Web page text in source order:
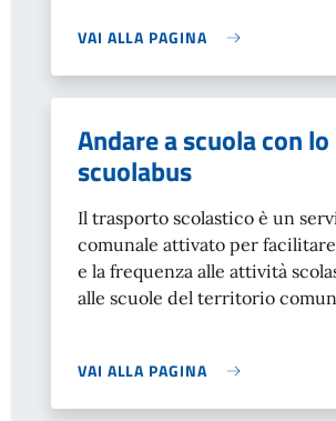
VAI ALLA PAGINA
Andare a scuola con lo
scuolabus
Il trasporto scolastico è un
comunale attivato per
e la frequenza alle attività
alle scuole del territorio
VAI ALLA PAGINA